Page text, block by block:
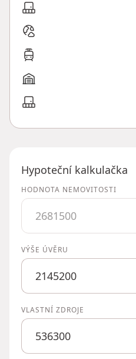
Hypoteční kalkulačka
HODNOTA NEMOVITOSTI
VÝŠE ÚVĚRU
VLASTNÍ ZDROJE